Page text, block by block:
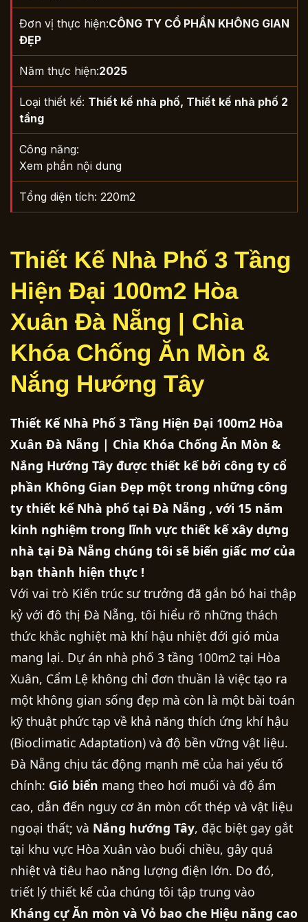
Đơn vị thực hiện:CÔNG TY CỔ PHẦN KHÔNG GIAN
ĐẸP
Năm thực hiện:2025
Loại thiết kế: Thiết kế nhà phố, Thiết kế nhà phố 2
tầng
Công năng:
Xem phần nội dung
Tổng diện tích: 220m2
Thiết Kế Nhà Phố 3 Tầng
Hiện Đại 100m2 Hòa
Xuân Đà Nẵng | Chìa
Khóa Chống Ăn Mòn &
Nắng Hướng Tây
Thiết Kế Nhà Phố 3 Tầng Hiện Đại 100m2 Hòa
Xuân Đà Nẵng | Chìa Khóa Chống Ăn Mòn &
Nắng Hướng Tây được thiết kế bởi công ty cổ
phần Không Gian Đẹp một trong những công
ty thiết kế Nhà phố tại Đà Nẵng , với 15 năm
kinh nghiệm trong lĩnh vực thiết kế xây dựng
nhà tại Đà Nẵng chúng tôi sẽ biến giấc mơ của
bạn thành hiện thực !
Với vai trò Kiến trúc sư trưởng đã gắn bó hai thập
kỷ với đô thị Đà Nẵng, tôi hiểu rõ những thách
thức khắc nghiệt mà khí hậu nhiệt đới gió mùa
mang lại. Dự án nhà phố 3 tầng 100m2 tại Hòa
Xuân, Cẩm Lệ không chỉ đơn thuần là việc tạo ra
một không gian sống đẹp mà còn là một bài toán
kỹ thuật phức tạp về khả năng thích ứng khí hậu
(Bioclimatic Adaptation) và độ bền vững vật liệu.
Đà Nẵng chịu tác động mạnh mẽ của hai yếu tố
chính: Gió biển mang theo hơi muối và độ ẩm
cao, dẫn đến nguy cơ ăn mòn cốt thép và vật liệu
ngoại thất; và Nắng hướng Tây, đặc biệt gay gắt
tại khu vực Hòa Xuân vào buổi chiều, gây quá
nhiệt và tiêu hao năng lượng điện lớn. Do đó,
triết lý thiết kế của chúng tôi tập trung vào
Kháng cự Ăn mòn và Vỏ bao che Hiệu năng cao